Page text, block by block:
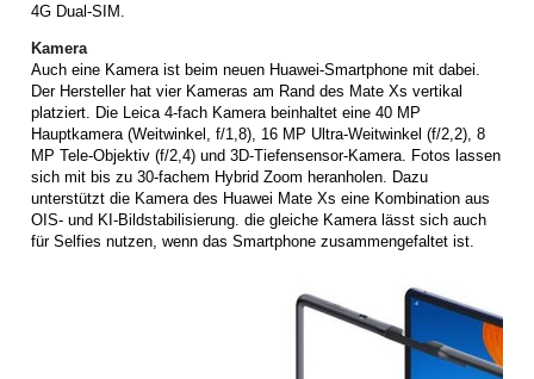
4G Dual-SIM.
Kamera
Auch eine Kamera ist beim neuen Huawei-Smartphone mit dabei.
Der Hersteller hat vier Kameras am Rand des Mate Xs vertikal
platziert. Die Leica 4-fach Kamera beinhaltet eine 40 MP
Hauptkamera (Weitwinkel, f/1,8), 16 MP Ultra-Weitwinkel (f/2,2), 8
MP Tele-Objektiv (f/2,4) und 3D-Tiefensensor-Kamera. Fotos lassen
sich mit bis zu 30-fachem Hybrid Zoom heranholen. Dazu
unterstützt die Kamera des Huawei Mate Xs eine Kombination aus
OIS- und KI-Bildstabilisierung. die gleiche Kamera lässt sich auch
für Selfies nutzen, wenn das Smartphone zusammengefaltet ist.